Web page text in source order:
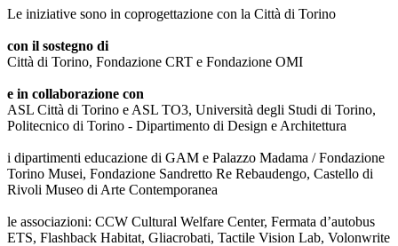
Le iniziative sono in coprogettazione con la Città di Torino
con il sostegno di
Città di Torino, Fondazione CRT e Fondazione OMI
e in collaborazione con
ASL Città di Torino e ASL TO3, Università degli Studi di Torino,
Politecnico di Torino - Dipartimento di Design e Architettura
i dipartimenti educazione di GAM e Palazzo Madama / Fondazione
Torino Musei, Fondazione Sandretto Re Rebaudengo, Castello di
Rivoli Museo di Arte Contemporanea
le associazioni: CCW Cultural Welfare Center, Fermata d’autobus
ETS, Flashback Habitat, Gliacrobati, Tactile Vision Lab, Volonwrite